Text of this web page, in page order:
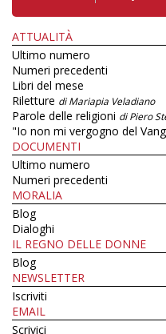
ATTUALITÀ
Ultimo numero
Numeri precedenti
Libri del mese
Riletture di Mariapia Veladiano
Parole delle religioni di Piero
"Io non mi vergogno del
DOCUMENTI
Ultimo numero
Numeri precedenti
MORALIA
Blog
Dialoghi
IL REGNO DELLE DONNE
Blog
NEWSLETTER
Iscriviti
EMAIL
Scrivici